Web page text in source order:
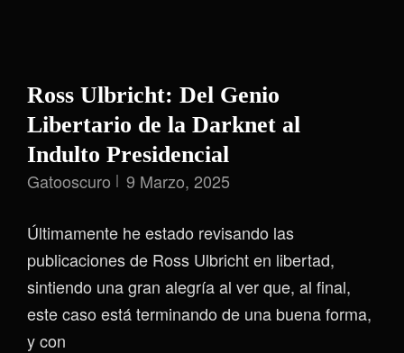
Ross Ulbricht: Del Genio
Libertario de la Darknet al
Indulto Presidencial
Gatooscuro 9 Marzo, 2025
Últimamente he estado revisando las
publicaciones de Ross Ulbricht en libertad,
sintiendo una gran alegría al ver que, al final,
este caso está terminando de una buena forma,
y con